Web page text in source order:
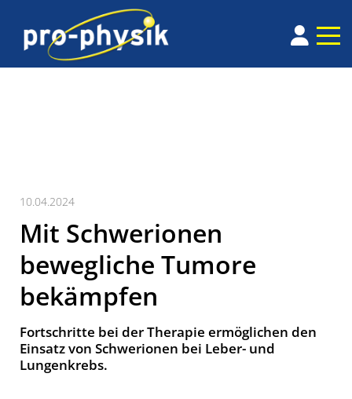
10.04.2024
Mit Schwerionen
bewegliche Tumore
bekämpfen
Fortschritte bei der Therapie ermöglichen den
Einsatz von Schwerionen bei Leber- und
Lungenkrebs.